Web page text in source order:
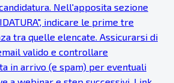
Nell'apposita sezione
indicare le prime tre
tra quelle elencate. Assicurarsi di
valido e controllare
in arrivo (e spam) per eventuali